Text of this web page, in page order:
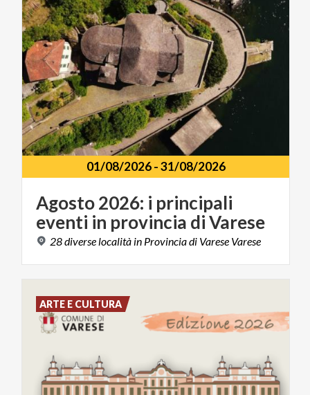
01/08/2026-31/08/2026
Agosto2026: i principali
eventi in provincia diVarese
28diverselocalità in Provinciadi Varese Varese
ARTE E CULTURA